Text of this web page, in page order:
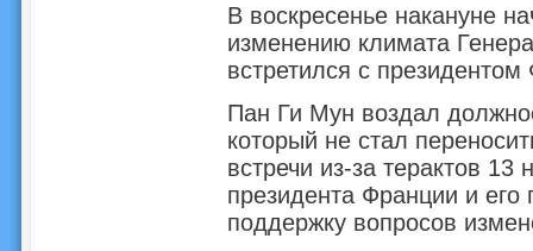
В воскресенье накануне
изменению климата
встретился с
Пан Ги Мун воздал
который не стал
встречи из-за терактов 13
президента Франции и его
поддержку вопросов